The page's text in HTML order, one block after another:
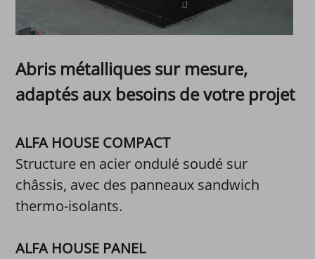
Abris métalliques sur mesure,
adaptés aux besoins de votre projet
ALFA HOUSE COMPACT
Structure en acier ondulé soudé sur
châssis, avec des panneaux sandwich
thermo-isolants.
ALFA HOUSE PANEL